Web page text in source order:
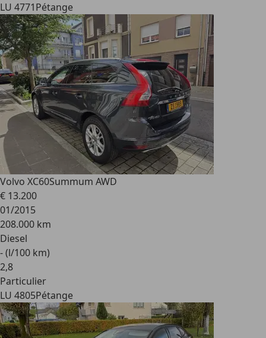
LU 4771Pétange
Volvo XC60Summum AWD
€ 13.200
01/2015
208.000 km
Diesel
- (l/100 km)
2,8
Particulier
LU 4805Pétange